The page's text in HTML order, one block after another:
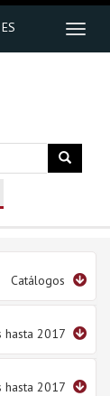
ES
Catálogos
hasta 2017
hasta 2017